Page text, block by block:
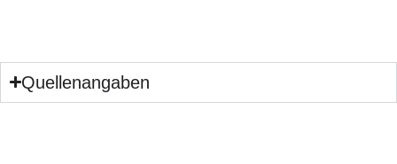
Quellenangaben